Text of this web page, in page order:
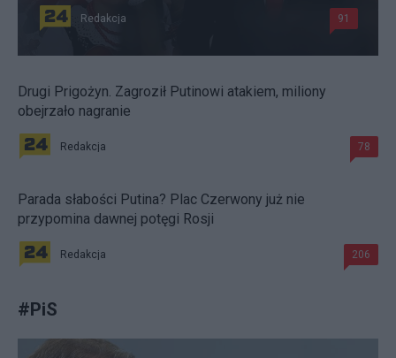
Redakcja 91
Drugi Prigożyn. Zagroził Putinowi atakiem, miliony
obejrzało nagranie
Redakcja 78
Parada słabości Putina? Plac Czerwony już nie
przypomina dawnej potęgi Rosji
Redakcja 206
#PiS